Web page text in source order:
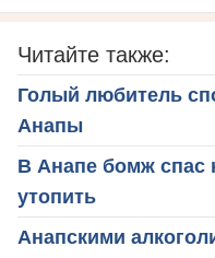
Читайте также:
Голый любитель
Анапы
В Анапе бомж спас
утопить
Анапскими